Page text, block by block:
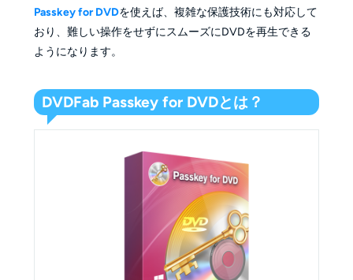
Passkey for DVDを使えば、複雑な保護技術にも対応して
おり、難しい操作をせずにスムーズにDVDを再生できる
ようになります。
DVDFab Passkey for DVDとは？